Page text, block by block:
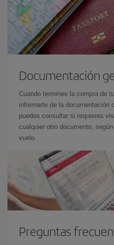
Documentación
Cuando termines la compra de
informarte de la documentación
puedes consultar si requieres
cualquier otro documento,
vuelo.
Preguntas